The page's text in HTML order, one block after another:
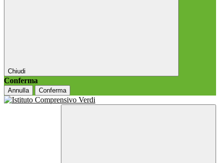
Chiudi
Conferma
Annulla Conferma